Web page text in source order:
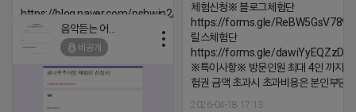
체험신청※ 블로그체험단
https://forms.gle/
릴스체험단
https://forms.gle/
※특이사항※ 방문인원 최대 4인 까지
험권 금액 초과시 초과비용은 본인부담
2026-04-18 17:13
https://blog.naver.com/pshwin2/224023970047
2026-04-18 17:12
비공개